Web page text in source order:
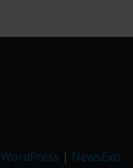
WordPress | NewsExo